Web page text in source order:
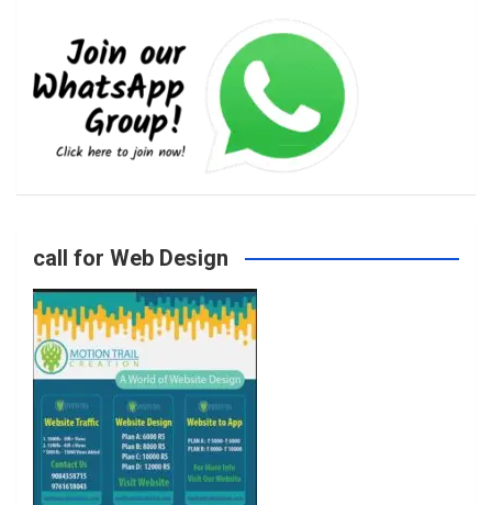
e
b
o
k
r
a
m
call for Web Design